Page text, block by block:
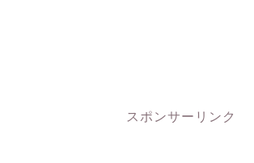
スポンサーリンク